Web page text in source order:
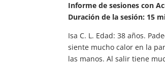
Informe de sesiones con
Duración de la sesión: 15
Isa C. L. Edad: 38 años.
siente mucho calor en la
las manos. Al salir tiene